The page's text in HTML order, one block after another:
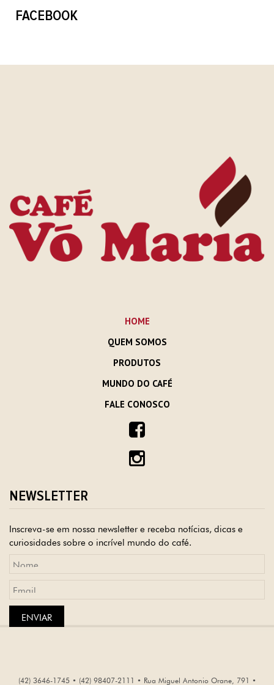
FACEBOOK
HOME
QUEM SOMOS
PRODUTOS
MUNDO DO CAFÉ
FALE CONOSCO
NEWSLETTER
Inscreva-se em nossa newsletter e receba notícias, dicas e
curiosidades sobre o incrível mundo do café.
ENVIAR
(42) 3646-1745 • (42) 98407-2111 • Rua Miguel Antonio Orane, 791 •